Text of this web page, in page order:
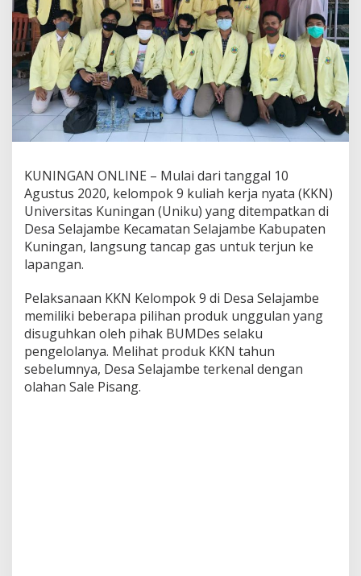
KUNINGAN ONLINE – Mulai dari tanggal 10
Agustus 2020, kelompok 9 kuliah kerja nyata (KKN)
Universitas Kuningan (Uniku) yang ditempatkan di
Desa Selajambe Kecamatan Selajambe Kabupaten
Kuningan, langsung tancap gas untuk terjun ke
lapangan.
Pelaksanaan KKN Kelompok 9 di Desa Selajambe
memiliki beberapa pilihan produk unggulan yang
disuguhkan oleh pihak BUMDes selaku
pengelolanya. Melihat produk KKN tahun
sebelumnya, Desa Selajambe terkenal dengan
olahan Sale Pisang.